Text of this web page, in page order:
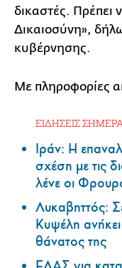
δικαστές. Πρέπει
Δικαιοσύνη»,
κυβέρνησης.
Με πληροφορίες
ΕΙΔΗΣΕΙΣ
Ιράν: Η
σχέση με τις
λένε οι
Λυκαβηττός:
Κυψέλη
θάνατος της